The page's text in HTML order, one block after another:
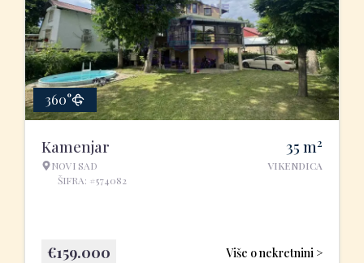
360°
Kamenjar
NOVI SAD
ŠIFRA: #574082
35 m2
VIKENDICA
Više o nekretnini >
€159.000